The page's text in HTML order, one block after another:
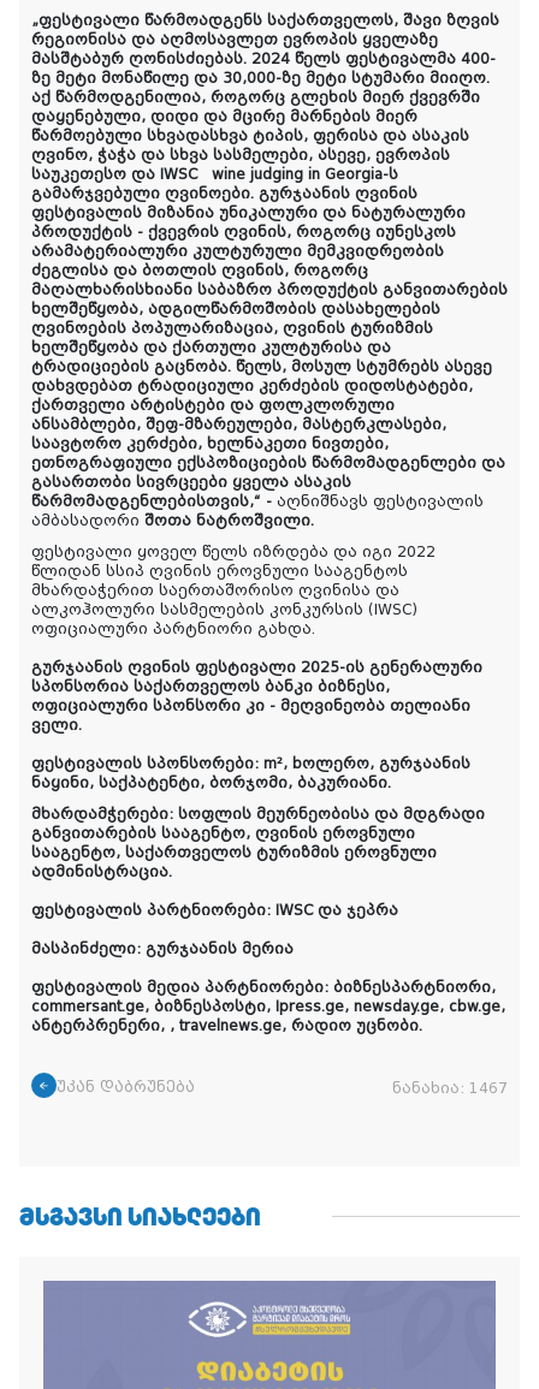
„ფესტივალი წარმოადგენს საქართველოს, შავი ზღვის
რეგიონისა და აღმოსავლეთ ევროპის ყველაზე
მასშტაბურ ღონისძიებას. 2024 წელს ფესტივალმა 400-
ზე მეტი მონაწილე და 30,000-ზე მეტი სტუმარი მიიღო.
აქ წარმოდგენილია, როგორც გლეხის მიერ ქვევრში
დაყენებული, დიდი და მცირე მარნების მიერ
წარმოებული სხვადასხვა ტიპის, ფერისა და ასაკის
ღვინო, ჭაჭა და სხვა სასმელები, ასევე, ევროპის
საუკეთესო და IWSC wine judging in Georgia-ს
გამარჯვებული ღვინოები. გურჯაანის ღვინის
ფესტივალის მიზანია უნიკალური და ნატურალური
პროდუქტის - ქვევრის ღვინის, როგორც იუნესკოს
არამატერიალური კულტურული მემკვიდრეობის
ძეგლისა და ბოთლის ღვინის, როგორც
მაღალხარისხიანი საბაზრო პროდუქტის განვითარების
ხელშეწყობა, ადგილწარმოშობის დასახელების
ღვინოების პოპულარიზაცია, ღვინის ტურიზმის
ხელშეწყობა და ქართული კულტურისა და
ტრადიციების გაცნობა. წელს, მოსულ სტუმრებს ასევე
დახვდებათ ტრადიციული კერძების დიდოსტატები,
ქართველი არტისტები და ფოლკლორული
ანსამბლები, შეფ-მზარეულები, მასტერკლასები,
საავტორო კერძები, ხელნაკეთი ნივთები,
ეთნოგრაფიული ექსპოზიციების წარმომადგენლები და
გასართობი სივრცეები ყველა ასაკის
წარმომადგენლებისთვის,“ - აღნიშნავს ფესტივალის
ამბასადორი შოთა ნატროშვილი.
ფესტივალი ყოველ წელს იზრდება და იგი 2022
წლიდან სსიპ ღვინის ეროვნული სააგენტოს
მხარდაჭერით საერთაშორისო ღვინისა და
ალკოჰოლური სასმელების კონკურსის (IWSC)
ოფიციალური პარტნიორი გახდა.
გურჯაანის ღვინის ფესტივალი 2025-ის გენერალური
სპონსორია საქართველოს ბანკი ბიზნესი,
ოფიციალური სპონსორი კი - მეღვინეობა თელიანი
ველი.
ფესტივალის სპონსორები: m², bოლერო, გურჯაანის
ნაყინი, საქპატენტი, ბორჯომი, ბაკურიანი.
მხარდამჭერები: სოფლის მეურნეობისა და მდგრადი
განვითარების სააგენტო, ღვინის ეროვნული
სააგენტო, საქართველოს ტურიზმის ეროვნული
ადმინისტრაცია.
ფესტივალის პარტნიორები: IWSC და ჯეპრა
მასპინძელი: გურჯაანის მერია
ფესტივალის მედია პარტნიორები: ბიზნესპარტნიორი,
commersant.ge, ბიზნესპოსტი, Ipress.ge, newsday.ge, cbw.ge,
ანტერპრენერი, , travelnews.ge, რადიო უცნობი.
უკან დაბრუნება ნანახია: 1467
ᲛᲡᲒᲐᲕᲡᲘ ᲡᲘᲐᲮᲚᲔᲔᲑᲘ